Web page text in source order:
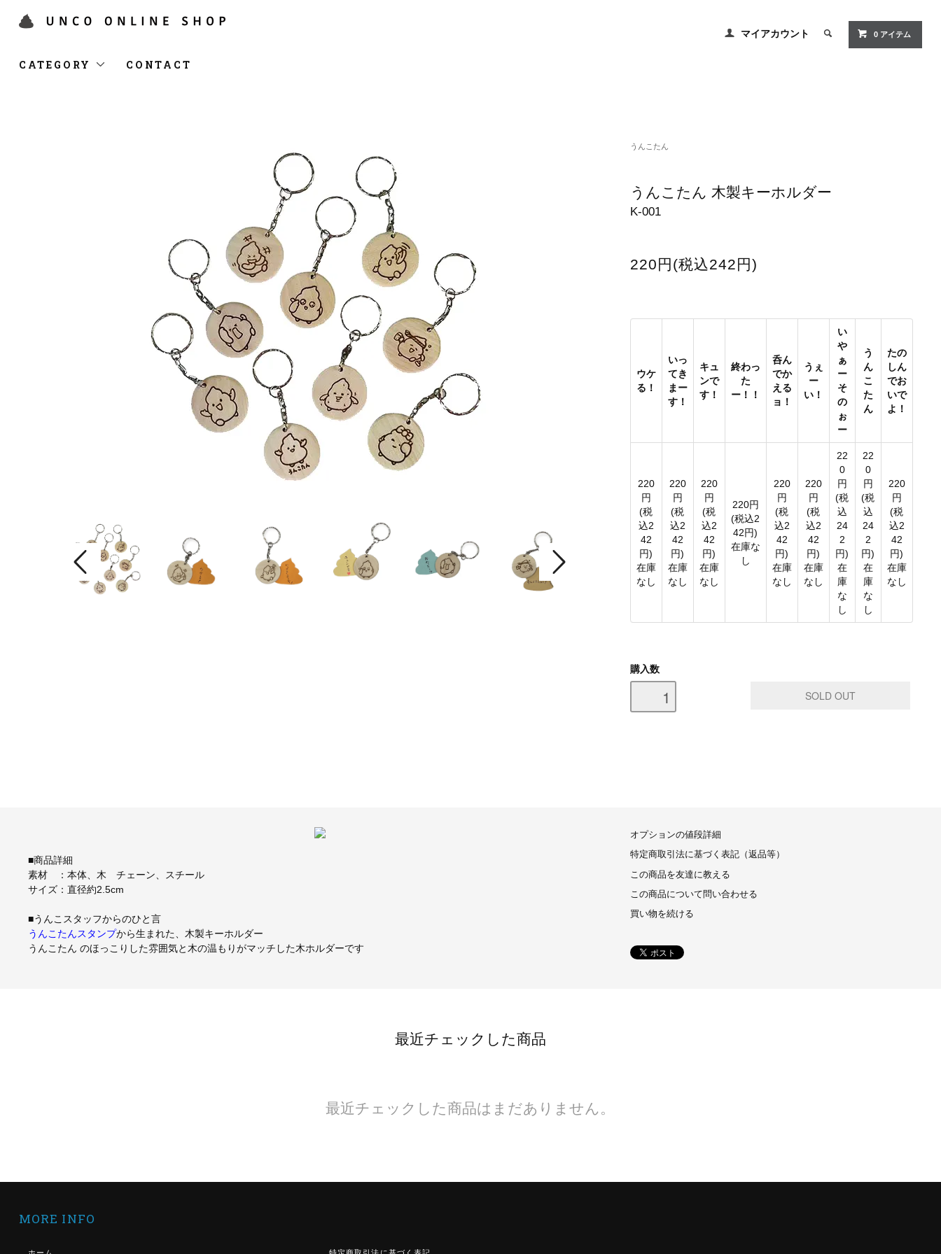
マイアカウント 0 アイテム
CATEGORY CONTACT
うんこたん
うんこたん 木製キーホルダー
K-001
220円(税込242円)
ウケ
る！
いっ
てき
まー
す！
キュ
ンで
す！
終わっ
た
ー！！
呑ん
でか
える
ョ！
うぇ
ー
い！
い
や
ぁ
ー
そ
の
ぉ
ー
う
ん
こ
た
ん
たの
しん
でお
いで
よ！
220
円
(税
込2
42
円)
在庫
なし
220
円
(税
込2
42
円)
在庫
なし
220
円
(税
込2
42
円)
在庫
なし
220円
(税込2
42円)
在庫な
し
220
円
(税
込2
42
円)
在庫
なし
220
円
(税
込2
42
円)
在庫
なし
22
0
円
(税
込
24
2
円)
在
庫
な
し
22
0
円
(税
込
24
2
円)
在
庫
な
し
220
円
(税
込2
42
円)
在庫
なし
購入数
■商品詳細
素材 ：本体、木 チェーン、スチール
サイズ：直径約2.5cm
■うんこスタッフからのひと言
うんこたんスタンプから生まれた、木製キーホルダー
うんこたん のほっこりした雰囲気と木の温もりがマッチした木ホルダーです
オプションの値段詳細
特定商取引法に基づく表記（返品等）
この商品を友達に教える
この商品について問い合わせる
買い物を続ける
最近チェックした商品
最近チェックした商品はまだありません。
MORE INFO